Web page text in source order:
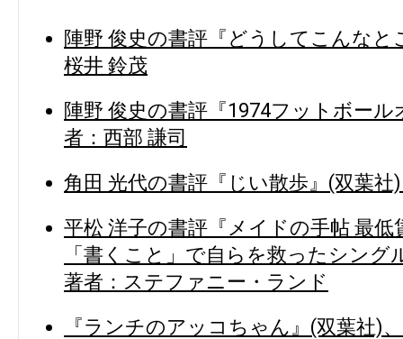
陣野 俊史の書評『どうしてこんなと
桜井 鈴茂
陣野 俊史の書評『1974フットボー
者：西部 謙司
角田 光代の書評『じい散歩』(双葉社
平松 洋子の書評『メイドの手帖 最
「書くこと」で自らを救ったシング
著者：ステファニー・ランド
『ランチのアッコちゃん』(双葉社)